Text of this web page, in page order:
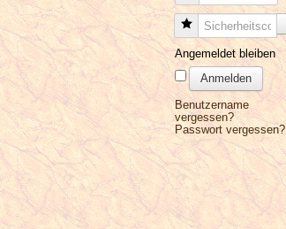
Sicherheitscode
Angemeldet bleiben
Anmelden
Benutzername
vergessen?
Passwort vergessen?